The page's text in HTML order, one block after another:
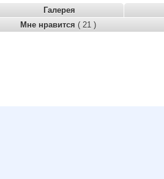
Галерея
Мне нравится ( 21 )